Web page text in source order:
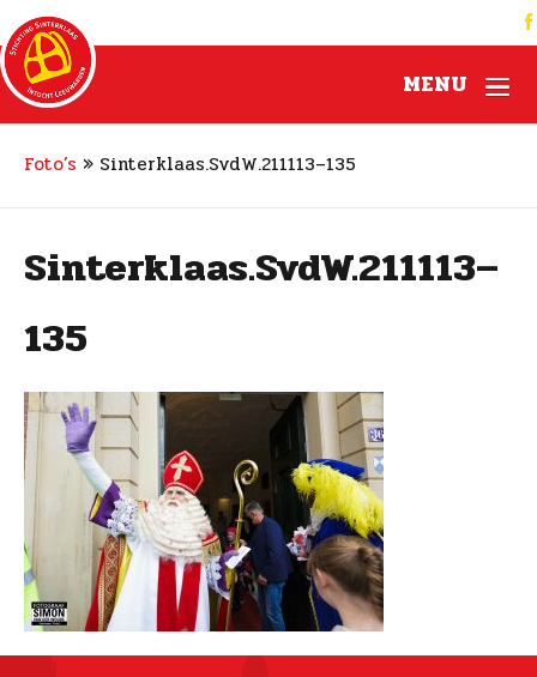
MENU
Foto’s » Sinterklaas.SvdW.211113–135
Sinterklaas.SvdW.211113–
135